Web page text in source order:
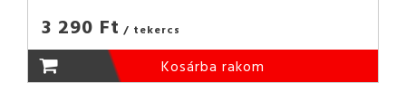
3 290 Ft / tekercs
Kosárba rakom